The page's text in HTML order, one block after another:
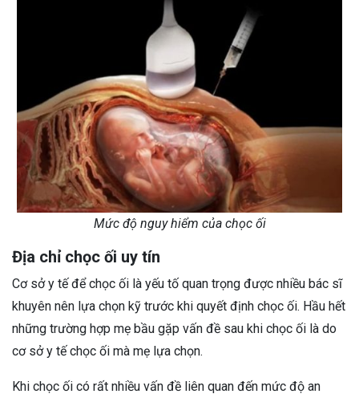
Mức độ nguy hiểm của chọc ối
Địa chỉ chọc ối uy tín
Cơ sở y tế để chọc ối là yếu tố quan trọng được nhiều bác sĩ
khuyên nên lựa chọn kỹ trước khi quyết định chọc ối. Hầu hết
những trường hợp mẹ bầu gặp vấn đề sau khi chọc ối là do
cơ sở y tế chọc ối mà mẹ lựa chọn.
Khi chọc ối có rất nhiều vấn đề liên quan đến mức độ an